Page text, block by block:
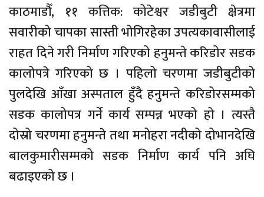
काठमाडौँ, ११ कत्तिक: कोटेश्वर जडीबुटी क्षेत्रमा
सवारीको चापका सास्ती भोगिरहेका उपत्यकावासीलाई
राहत दिने गरी निर्माण गरिएको हनुमन्ते करिडोर सडक
कालोपत्रे गरिएको छ । पहिलो चरणमा जडीबुटीको
पुलदेखि आँखा अस्पताल हुँदै हनुमन्ते करिडोरसम्मको
सडक कालोपत्र गर्ने कार्य सम्पन्न भएको हो । त्यस्तै
दोस्रो चरणमा हनुमन्ते तथा मनोहरा नदीको दोभानदेखि
बालकुमारीसम्मको सडक निर्माण कार्य पनि अघि
बढाइएको छ ।